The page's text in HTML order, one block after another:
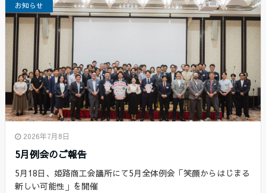
お知らせ
2026年7月8日
5月例会のご報告
5月18日、姫路商工会議所にて5月全体例会「笑顔からはじまる
新しい可能性」を開催